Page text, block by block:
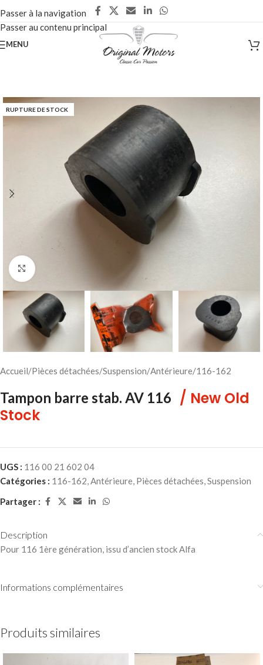
Passer à la navigation
Passer au contenu principal
MENU
RUPTURE DE STOCK
Cliquez pour agrandir
Accueil/Pièces détachées/Suspension/Antérieure/116-162
Tampon barre stab. AV 116 / New Old
Stock
UGS : 116 00 21 602 04
Catégories : 116-162,Antérieure, Pièces détachées,Suspension
Partager :
Description
Pour 116 1ère génération, issu d’ancien stock Alfa
Informations complémentaires
Produits similaires